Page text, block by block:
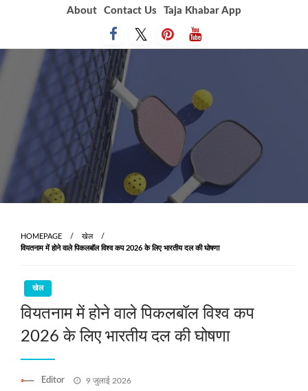
About Contact Us Taja Khabar App
HOMEPAGE
खेल
वियतनाम में होने वाले पिकलबॉल विश्व कप 2026 के लिए भारतीय दल की घोषणा
खेल
वियतनाम में होने वाले पिकलबॉल विश्व कप
2026 के लिए भारतीय दल की घोषणा
Editor
Posted
9 जुलाई 2026